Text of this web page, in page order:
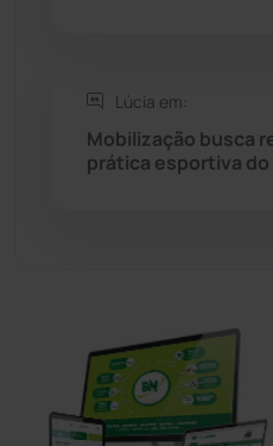
Tanque Novo
Tecnologia
Lúcia em:
Mobilização busca
prática esportiva do